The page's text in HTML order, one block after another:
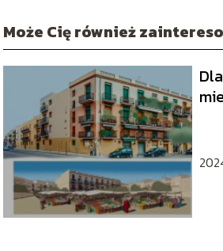
Może Cię również